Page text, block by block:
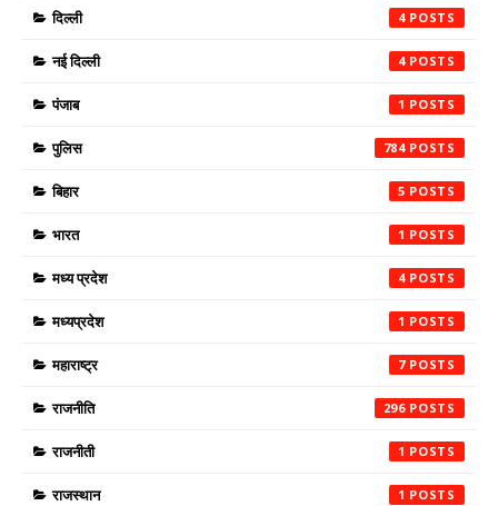
दिल्ली 4
नई दिल्ली 4
पंजाब 1
पुलिस 784
बिहार 5
भारत 1
मध्य प्रदेश 4
मध्यप्रदेश 1
महाराष्ट्र 7
राजनीति 296
राजनीती 1
राजस्थान 1